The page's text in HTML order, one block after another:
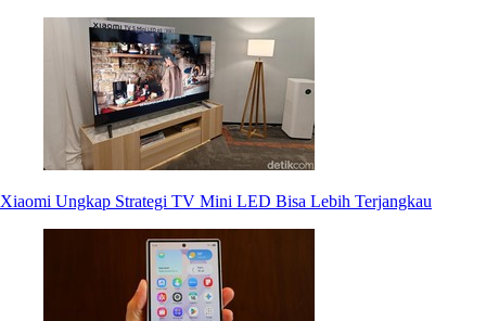
Xiaomi Ungkap Strategi TV Mini LED Bisa Lebih Terjangkau